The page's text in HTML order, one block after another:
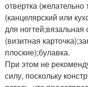
отвертка
(канцелярский или
для
(визитная
плоские);булавка.
При этом не
силу, поскольку